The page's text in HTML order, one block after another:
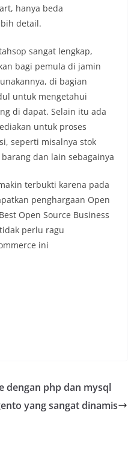
hanya beda
detail.
sangat lengkap,
bagi pemula di jamin
di bagian
untuk mengetahui
di dapat. Selain itu ada
untuk proses
seperti misalnya stok
dan lain sebagainya
terbukti karena pada
penghargaan Open
Open Source Business
perlu ragu
ini
dengan php dan mysql
yang sangat dinamis